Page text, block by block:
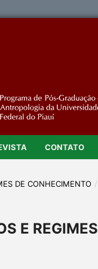
CONTATO
DE CONHECIMENTO /
E REGIMES